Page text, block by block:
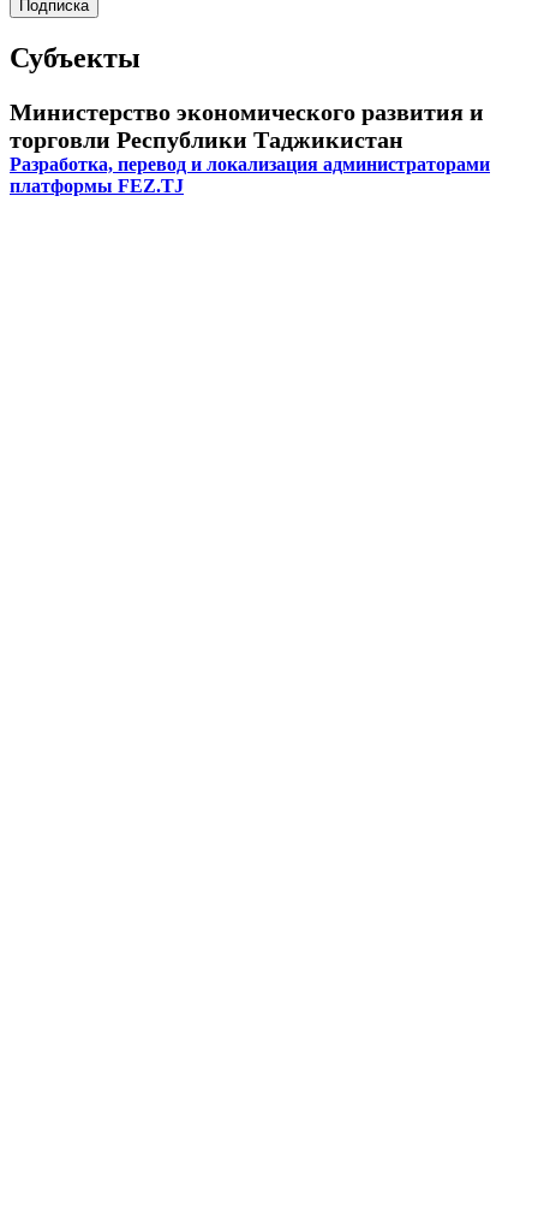
Субъекты
Министерство экономического развития и
торговли Республики Таджикистан
Разработка, перевод и локализация администраторами
платформы FEZ.TJ